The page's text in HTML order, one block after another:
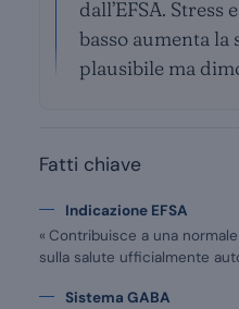
dall’EFSA.
basso aumenta la
plausibile ma
Fatti chiave
Indicazione EFSA
« Contribuisce a una
sulla salute ufficialmente
Sistema GABA